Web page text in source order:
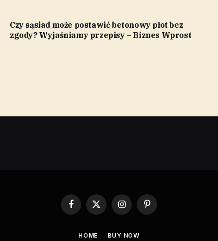
Czy sąsiad może postawić betonowy płot bez
zgody? Wyjaśniamy przepisy – Biznes Wprost
Facebook
X
InstagramPinterest
HOME BUY NOW